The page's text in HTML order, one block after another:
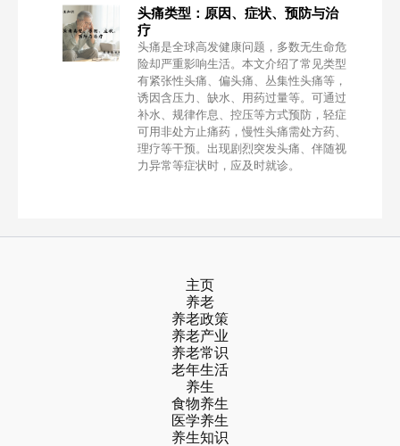
头痛类型：原因、症状、预防与治
疗
头痛是全球高发健康问题，多数无生命危
险却严重影响生活。本文介绍了常见类型
有紧张性头痛、偏头痛、丛集性头痛等，
诱因含压力、缺水、用药过量等。可通过
补水、规律作息、控压等方式预防，轻症
可用非处方止痛药，慢性头痛需处方药、
理疗等干预。出现剧烈突发头痛、伴随视
力异常等症状时，应及时就诊。
主页
养老
养老政策
养老产业
养老常识
老年生活
养生
食物养生
医学养生
养生知识